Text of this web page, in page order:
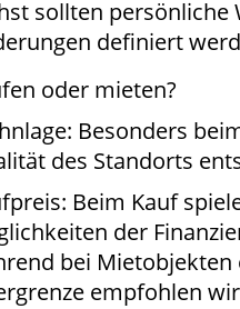
sollten persönliche
definiert
oder mieten?
Besonders
des Standorts
Beim Kauf
der
bei Mietobjekten
empfohlen